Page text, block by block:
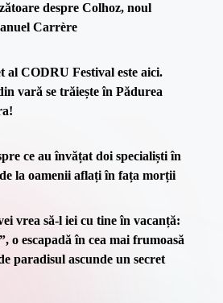
despre Colhoz, noul
Carrère
al CODRU Festival este aici.
vară se trăiește în Pădurea
ce au învățat doi specialiști în
la oamenii aflați în fața morții
vrea să-l iei cu tine în vacanță:
o escapadă în cea mai frumoasă
paradisul ascunde un secret